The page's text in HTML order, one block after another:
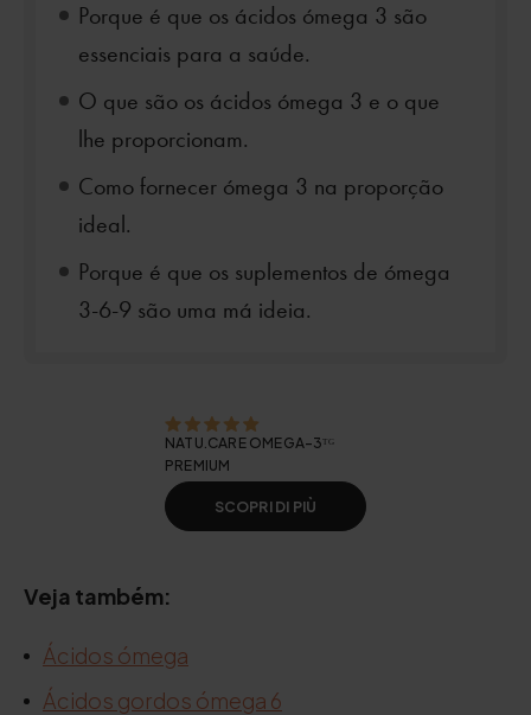
Porque é que os ácidos ómega 3 são
essenciais para a saúde.
O que são os ácidos ómega 3 e o que
lhe proporcionam.
Como fornecer ómega 3 na proporção
ideal.
Porque é que os suplementos de ómega
3-6-9 são uma má ideia.
NATU.CARE OMEGA-3ᵀᴳ
PREMIUM
SCOPRI DI PIÙ
Veja também:
Ácidos ómega
Ácidos gordos ómega 6